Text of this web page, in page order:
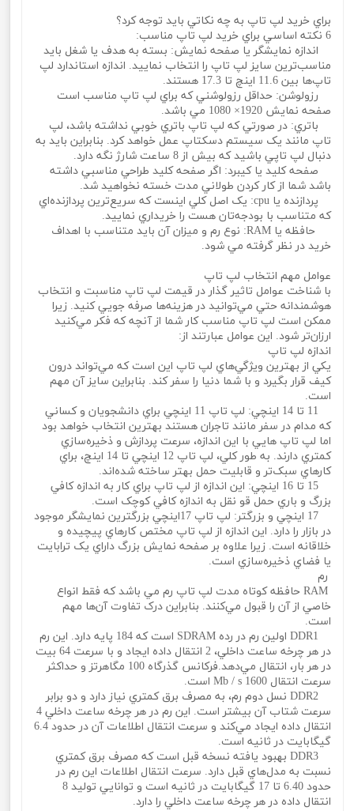
براي خريد لپ تاپ به چه نکاتي بايد توجه کرد؟
6 نکته اساسي براي خريد لپ تاپ مناسب:
اندازه نمايشگر يا صفحه نمايش: بسته به هدف يا شغل بايد
مناسب‌ترين سايز لپ تاپ را انتخاب نماييد. اندازه استاندارد لپ
تاپ‌ها بين 11.6 اينچ تا 17.3 هستند.
رزولوشن: حداقل رزولوشني که براي لپ تاپ مناسب است
صفحه نمايش 1920× 1080 مي باشد.
باتري: در صورتي که لپ تاپ باتري خوبي نداشته باشد، لپ
تاپ مانند يک سيستم دسکتاپ عمل خواهد کرد. بنابراين بايد به
دنبال لپ تاپي باشيد که بيش از 8 ساعت شارژ نگه دارد.
صفحه کليد يا کيبرد: اگر صفحه کليد طراحي مناسبي داشته
باشد شما از کار کردن طولاني مدت خسته نخواهيد شد.
پردازنده يا cpu: يک اصل کلي اينست که سريع‌ترين پردازنده‌اي
که متناسب با بودجه‌تان هست را خريداري نماييد.
حافظه يا RAM: نوع رم و ميزان آن بايد متناسب با اهداف
خريد در نظر گرفته مي شود.
عوامل مهم انتخاب لپ تاپ
با شناخت عوامل تاثير گذار در قيمت لپ تاپ مناسبت و انتخاب
هوشمندانه حتي مي‌توانيد در هزينه‌ها صرفه جويي کنيد. زيرا
ممکن است لپ تاپ مناسب کار شما از آنچه که فکر مي‌کنيد
ارزان‌تر شود. اين عوامل عبارتند از:
اندازه لپ تاپ
يکي از بهترين ويژگي‌هاي لپ تاپ اين است که مي‌تواند درون
کيف قرار بگيرد و با شما دنيا را سفر کند. بنابراين سايز آن مهم
است.
11 تا 14 اينچي: لپ تاپ 11 اينچي براي دانشجويان و کساني
که مدام در سفر مانند تاجران هستند بهترين انتخاب خواهد بود
اما لپ تاپ هايي با اين اندازه، سرعت پردازش و ذخيره‌سازي
کمتري دارند. به طور کلي، لپ تاپ 12 اينچي تا 14 اينچ، براي
کارهاي سبک‌تر و قابليت حمل بهتر ساخته شده‌اند.
15 تا 16 اينچي: اين اندازه از لپ تاپ براي کار به اندازه کافي
بزرگ و باري حمل‌ قو‌ نقل به اندازه کافي کوچک است.
17 اينچي و بزرگتر: لپ تاپ 17اينچي بزرگترين نمايشگر موجود
در بازار را دارد. اين اندازه از لپ تاپ مختص کارهاي پيچيده و
خلاقانه است. زيرا علاوه بر صفحه نمايش بزرگ داراي يک ترابايت
يا فضاي ذخيره‌سازي است.
رم
RAM حافظه کوتاه مدت لپ تاپ رم مي باشد که فقط انواع
خاصي از آن را قبول مي‌کنند. بنابراين درک تفاوت آن‌ها مهم
است.
DDR1 اولين رم در رده SDRAM است که 184 پايه دارد. اين رم
در هر چرخه ساعت داخلي، 2 انتقال داده ايجاد و با سرعت 64 بيت
در هر بار، انتقال مي‌دهد.فرکانس گذرگاه 100 مگاهرتز و حداکثر
سرعت انتقال 1600 Mb / s است.
DDR2 نسل دوم رم، به مصرف برق کمتري نياز دارد و دو برابر
سرعت شتاب آن بيشتر است. اين رم در هر چرخه ساعت داخلي 4
انتقال داده ايجاد مي‌کند و سرعت انتقال اطلاعات آن در حدود 6.4
گيگابايت در ثانيه است.
DDR3 بهبود يافته نسخه قبل است که مصرف برق کمتري
نسبت به مدل‌هاي قبل دارد. سرعت انتقال اطلاعات اين رم در
حدود 6.40 تا 17 گيگابايت در ثانيه است و توانايي توليد 8
انتقال داده در هر چرخه ساعت داخلي را دارد.